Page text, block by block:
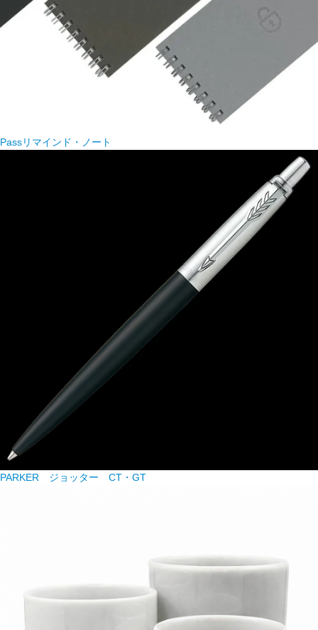
Passリマインド・ノート
PARKER ジョッター CT・GT